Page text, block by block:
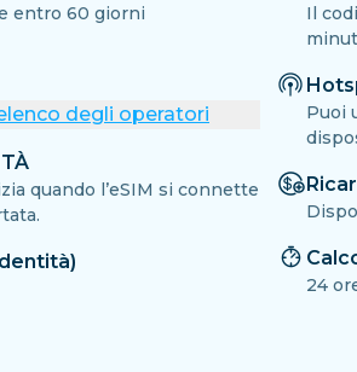
entro 60 giorni
degli operatori
quando l’eSIM si connette
Il
Puoi
24